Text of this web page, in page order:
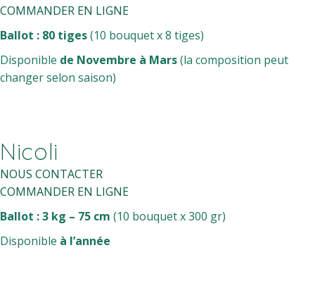
COMMANDER EN LIGNE
Ballot : 80 tiges(10 bouquet x 8 tiges)
Disponible de Novembre à Mars(la composition peut
changer selon saison)
Nicoli
NOUS CONTACTER
COMMANDER EN LIGNE
Ballot : 3 kg – 75 cm (10 bouquet x 300 gr)
Disponible à l’année